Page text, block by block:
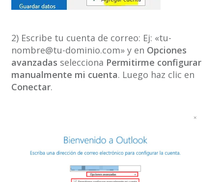
2) Escribe tu cuenta de correo: Ej: «tu-
nombre@tu-dominio.com» y en Opciones
avanzadas selecciona Permitirme configurar
manualmente mi cuenta. Luego haz clic en
Conectar.